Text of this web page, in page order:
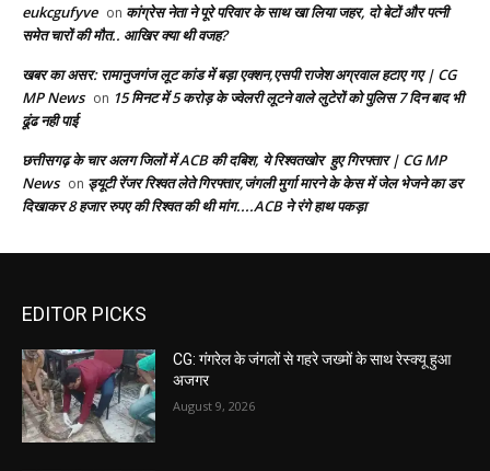
eukcgufyve on कांग्रेस नेता ने पूरे परिवार के साथ खा लिया जहर, दो बेटों और पत्नी
समेत चारों की मौत.. आखिर क्या थी वजह?
खबर का असर: रामानुजगंज लूट कांड में बड़ा एक्शन,एसपी राजेश अग्रवाल हटाए गए | CG
MP News on 15 मिनट में 5 करोड़ के ज्वेलरी लूटने वाले लुटेरों को पुलिस 7 दिन बाद भी
ढूंढ नही पाई
छत्तीसगढ़ के चार अलग जिलों में ACB की दबिश, ये रिश्वतखोर हुए गिरफ्तार | CG MP
News on ड्यूटी रेंजर रिश्वत लेते गिरफ्तार,जंगली मुर्गा मारने के केस में जेल भेजने का डर
दिखाकर 8 हजार रुपए की रिश्वत की थी मांग....ACB ने रंगे हाथ पकड़ा
EDITOR PICKS
CG: गंगरेल के जंगलों से गहरे जख्मों के साथ रेस्क्यू हुआ
अजगर
August 9, 2026